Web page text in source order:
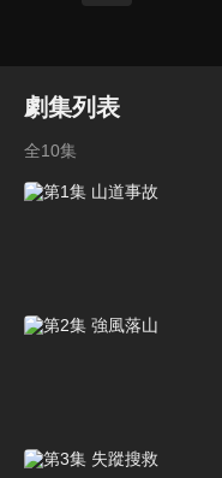
劇集列表
全10集